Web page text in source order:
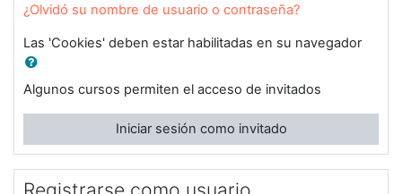
¿Olvidó su nombre de usuario o contraseña?
Las 'Cookies' deben estar habilitadas en su navegador
Algunos cursos permiten el acceso de invitados
Iniciar sesión como invitado